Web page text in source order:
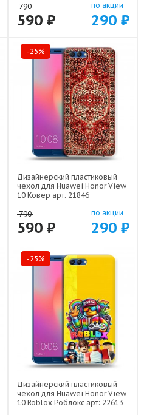
790
590 ₽
по акции
290 ₽
-25%
Дизайнерский пластиковый
чехол для Huawei Honor View
10 Ковер арт: 21846
790
590 ₽
по акции
290 ₽
-25%
Дизайнерский пластиковый
чехол для Huawei Honor View
10 Roblox Роблокс арт: 22613